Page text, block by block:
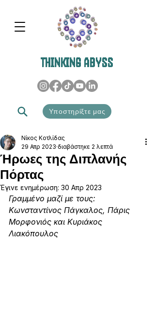
THINKING ABYSS
Υποστηρίξτε μας
Ήρωες της Διπλανής
Πόρτας
Νίκος Κοτλίδας
29 Απρ 2023 διαβάστηκε 2 λεπτά
Έγινε ενημέρωση: 30 Απρ 2023
Γραμμένο μαζί με τους:
Κωνσταντίνος Πάγκαλος, Πάρις
Μορφονιός και Κυριάκος
Λιακόπουλος